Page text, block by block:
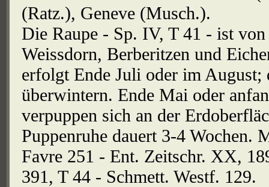
(Ratz.), Geneve (Musch.).
Die Raupe - Sp. IV, T 41 - ist
Weissdorn, Berberitzen und
erfolgt Ende Juli oder im August;
überwintern. Ende Mai oder
verpuppen sich an der
Puppenruhe dauert 3-4
Favre 251 - Ent. Zeitschr. XX,
391, T 44 - Schmett. Westf. 129.